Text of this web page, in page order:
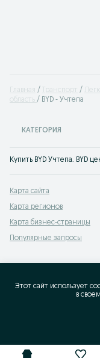
Главная Транспорт
область
BYD - Учтепа
КАТЕГОРИЯ
Купить BYD Учтепа. BYD
Карта сайта
Карта регионов
Карта бизнес-страницы
Популярные запросы
Этот сайт использует
в